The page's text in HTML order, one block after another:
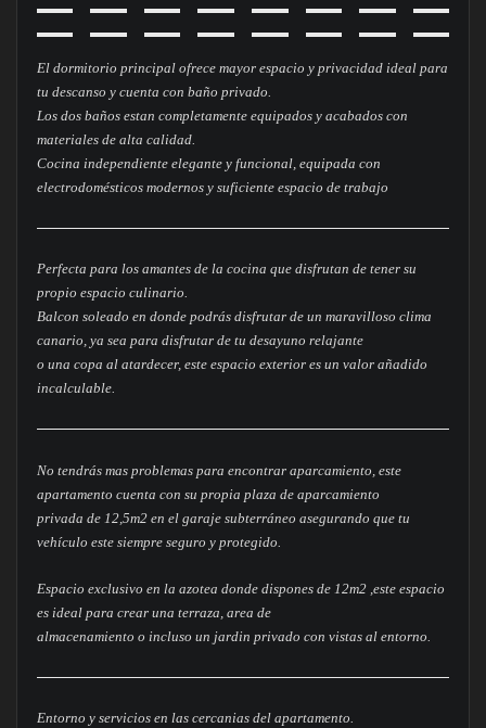
El dormitorio principal ofrece mayor espacio y privacidad ideal para
tu descanso y cuenta con baño privado.
Los dos baños estan completamente equipados y acabados con
materiales de alta calidad.
Cocina independiente elegante y funcional, equipada con
electrodomésticos modernos y suficiente espacio de trabajo
Perfecta para los amantes de la cocina que disfrutan de tener su
propio espacio culinario.
Balcon soleado en donde podrás disfrutar de un maravilloso clima
canario, ya sea para disfrutar de tu desayuno relajante
o una copa al atardecer, este espacio exterior es un valor añadido
incalculable.
No tendrás mas problemas para encontrar aparcamiento, este
apartamento cuenta con su propia plaza de aparcamiento
privada de 12,5m2 en el garaje subterráneo asegurando que tu
vehículo este siempre seguro y protegido.
Espacio exclusivo en la azotea donde dispones de 12m2 ,este espacio
es ideal para crear una terraza, area de
almacenamiento o incluso un jardin privado con vistas al entorno.
Entorno y servicios en las cercanias del apartamento.